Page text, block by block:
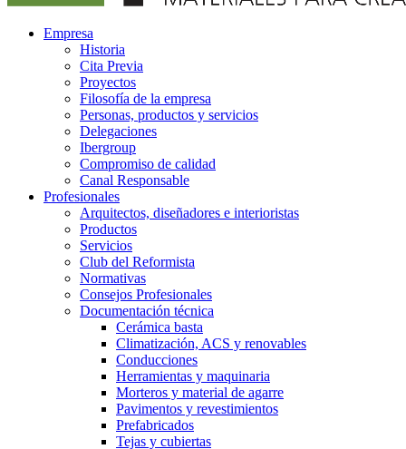
Empresa
Historia
Cita Previa
Proyectos
Filosofía de la empresa
Personas, productos y servicios
Delegaciones
Ibergroup
Compromiso de calidad
Canal Responsable
Profesionales
Arquitectos, diseñadores e interioristas
Productos
Servicios
Club del Reformista
Normativas
Consejos Profesionales
Documentación técnica
Cerámica basta
Climatización, ACS y renovables
Conducciones
Herramientas y maquinaria
Morteros y material de agarre
Pavimentos y revestimientos
Prefabricados
Tejas y cubiertas